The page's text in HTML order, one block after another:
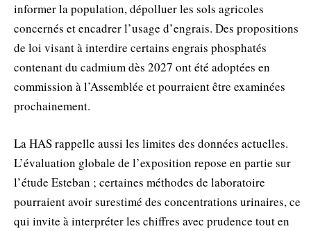
informer la population, dépolluer les sols agricoles
concernés et encadrer l’usage d’engrais. Des propositions
de loi visant à interdire certains engrais phosphatés
contenant du cadmium dès 2027 ont été adoptées en
commission à l’Assemblée et pourraient être examinées
prochainement.
La HAS rappelle aussi les limites des données actuelles.
L’évaluation globale de l’exposition repose en partie sur
l’étude Esteban ; certaines méthodes de laboratoire
pourraient avoir surestimé des concentrations urinaires, ce
qui invite à interpréter les chiffres avec prudence tout en